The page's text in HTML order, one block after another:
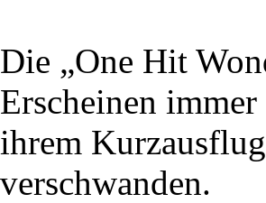
Die „One Hit
Erscheinen
ihrem
verschwanden.